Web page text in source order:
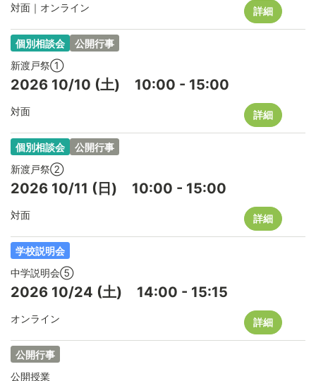
対面｜オンライン 詳細
個別相談会
公開行事
新渡戸祭①
2026 10/10 (土) 10:00 - 15:00
対面 詳細
個別相談会
公開行事
新渡戸祭②
2026 10/11 (日) 10:00 - 15:00
対面 詳細
学校説明会
中学説明会⑤
2026 10/24 (土) 14:00 - 15:15
オンライン 詳細
公開行事
公開授業